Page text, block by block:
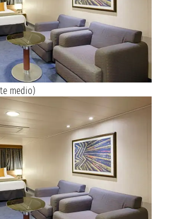
medio)